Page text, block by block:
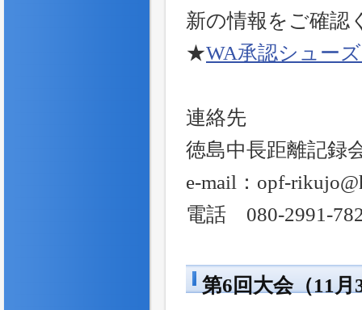
新の情報をご確認
★WA承認シュー
連絡先
徳島中長距離記
e-mail：opf-
電話 080-2991-
第6回大会（11